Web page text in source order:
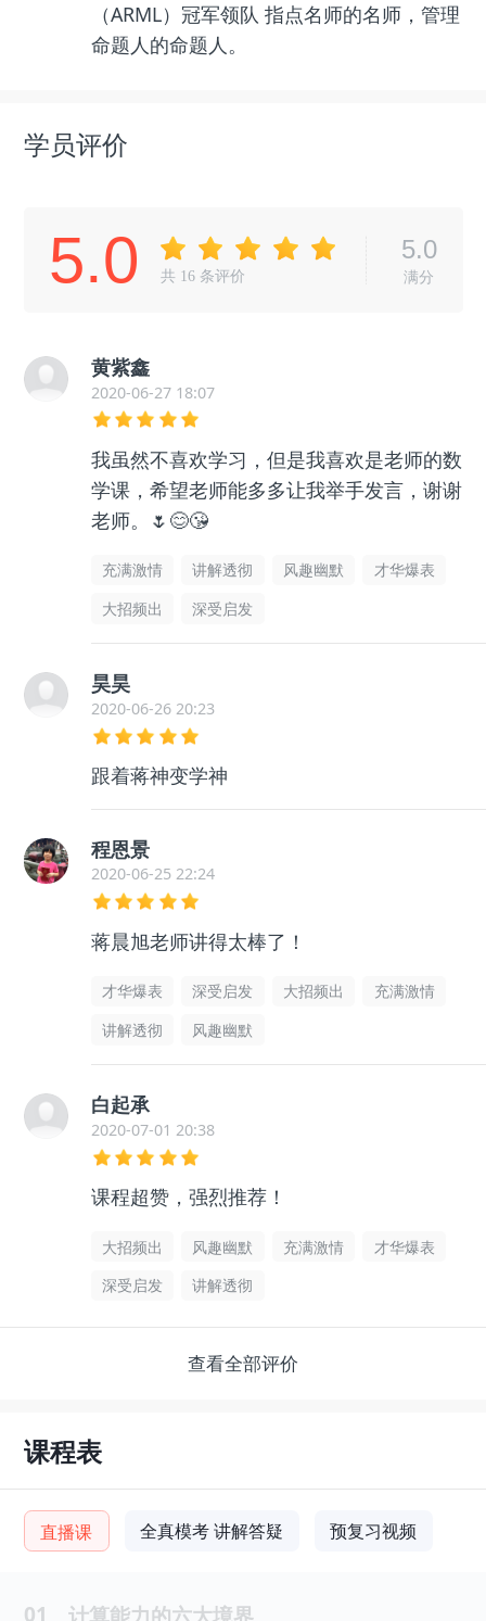
（ARML）冠军领队 指点名师的名师，管理
命题人的命题人。
学员评价
5.0 共 16 条评价
5.0
满分
黄紫鑫
2020-06-27 18:07
我虽然不喜欢学习，但是我喜欢是老师的数
学课，希望老师能多多让我举手发言，谢谢
老师。🌷😊😘
充满激情 讲解透彻 风趣幽默
才华爆表
大招频出
深受启发
昊昊
2020-06-26 20:23
跟着蒋神变学神
程恩景
2020-06-25 22:24
蒋晨旭老师讲得太棒了！
才华爆表 深受启发 大招频出
充满激情
讲解透彻
风趣幽默
白起承
2020-07-01 20:38
课程超赞，强烈推荐！
大招频出 风趣幽默 充满激情
才华爆表
深受启发
讲解透彻
查看全部评价
课程表
直播课 全真模考 讲解答疑 预复习视频
01 计算能力的六大境界